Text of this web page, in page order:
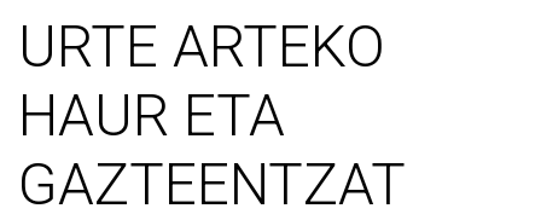
URTE ARTEKO
HAUR ETA
GAZTEENTZAT